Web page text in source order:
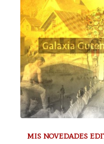
MIS NOVEDADES